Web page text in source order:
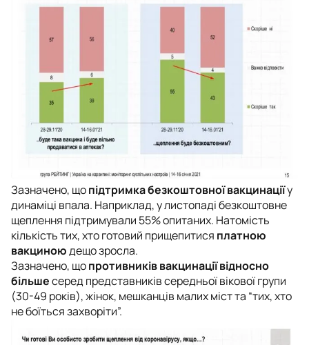
Зазначено, щопідтримка безкоштовної вакцинаціїу
динаміці впала. Наприклад, у листопаді безкоштовне
щеплення підтримували 55% опитаних. Натомість
кількість тих, хто готовий прищепитися платною
вакциноюдещо зросла.
Зазначено, щопротивників вакцинації відносно
більшесеред представників середньої вікової групи
(30-49 років), жінок, мешканців малих міст та “тих, хто
не боїться захворіти”.